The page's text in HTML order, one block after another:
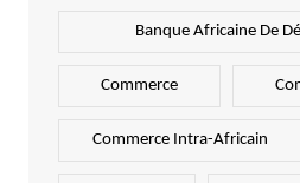
Banque Africaine De
Commerce
Commerce Intra-Africain